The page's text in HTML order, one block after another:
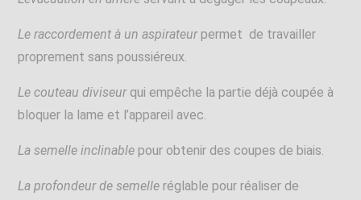
Le raccordement à un aspirateurpermet de travailler
proprement sans poussiéreux.
Le couteau diviseurqui empêche la partie déjà coupée à
bloquer la lame et l’appareil avec.
La semelle inclinable pour obtenir des coupes de biais.
La profondeur de semelle réglable pour réaliser de